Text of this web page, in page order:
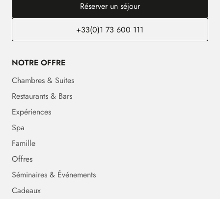
Réserver un séjour
+33(0)1 73 600 111
NOTRE OFFRE
Chambres & Suites
Restaurants & Bars
Expériences
Spa
Famille
Offres
Séminaires & Événements
Cadeaux